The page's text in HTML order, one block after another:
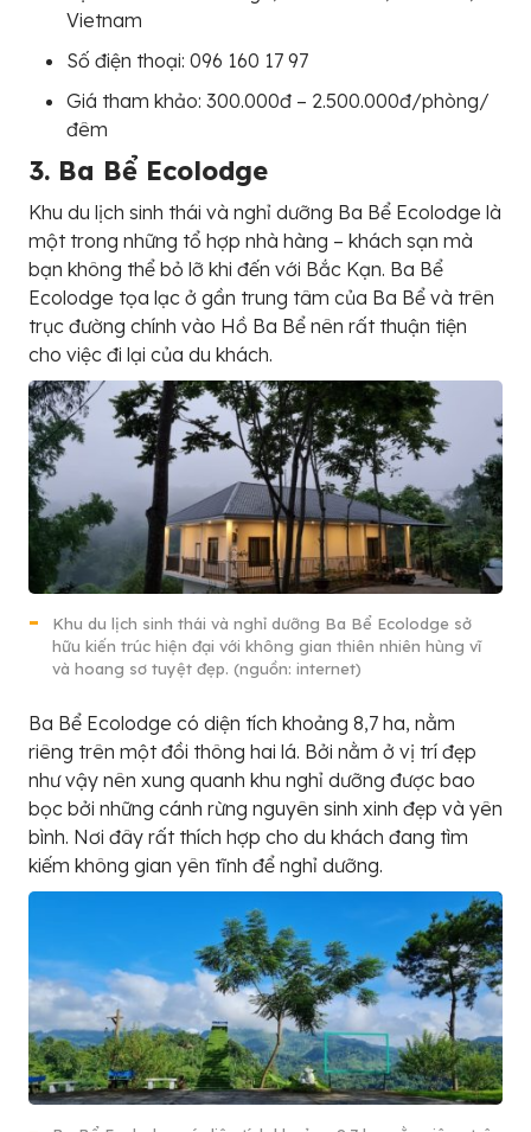
Vietnam
Số điện thoại: 096 160 17 97
Giá tham khảo: 300.000đ – 2.500.000đ/phòng/
đêm
3. Ba Bể Ecolodge
Khu du lịch sinh thái và nghỉ dưỡng Ba Bể Ecolodge là
một trong những tổ hợp nhà hàng – khách sạn mà
bạn không thể bỏ lỡ khi đến với Bắc Kạn. Ba Bể
Ecolodge tọa lạc ở gần trung tâm của Ba Bể và trên
trục đường chính vào Hồ Ba Bể nên rất thuận tiện
cho việc đi lại của du khách.
Khu du lịch sinh thái và nghỉ dưỡng Ba Bể Ecolodge sở
hữu kiến trúc hiện đại với không gian thiên nhiên hùng vĩ
và hoang sơ tuyệt đẹp. (nguồn: internet)
Ba Bể Ecolodge có diện tích khoảng 8,7 ha, nằm
riêng trên một đồi thông hai lá. Bởi nằm ở vị trí đẹp
như vậy nên xung quanh khu nghỉ dưỡng được bao
bọc bởi những cánh rừng nguyên sinh xinh đẹp và yên
bình. Nơi đây rất thích hợp cho du khách đang tìm
kiếm không gian yên tĩnh để nghỉ dưỡng.